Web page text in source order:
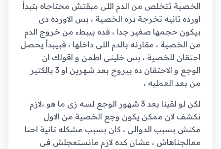
الخصية تتخلص من الدم اللى مبقتش محتاجاه بتبدأ
اورده تانيه تخرجة بره الخصية ، بس الاورده دى
بيكون حجمها صغير جدا ، فده بيبطء من خروج الدم
من الخصية ، مقارنه بالدم اللى داخلها ، فبيبدأ يحصل
احتقان للخصية ، بس خلينى اطمن و اقولك ان
الوجع و الاحتقان ده بيروح بعد شهرين او 3 بالكتير
من بعد العمليه ،
لكن لو لقينا بعد 3 شهور الوجع لسه زى ما هو ،لازم
نكشف لان ممكن يكون وجع الخصية من الاول
مكنش بسبب الدوالى ، كان بسبب مشكله تانية احنا
معالجناهاش ، عشان كده لازم مانستعجلش فى